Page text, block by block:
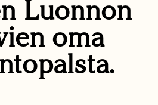
Luonnon
oma